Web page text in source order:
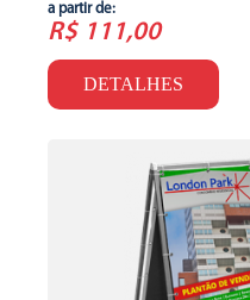
a partir de:
R$ 111,00
DETALHES